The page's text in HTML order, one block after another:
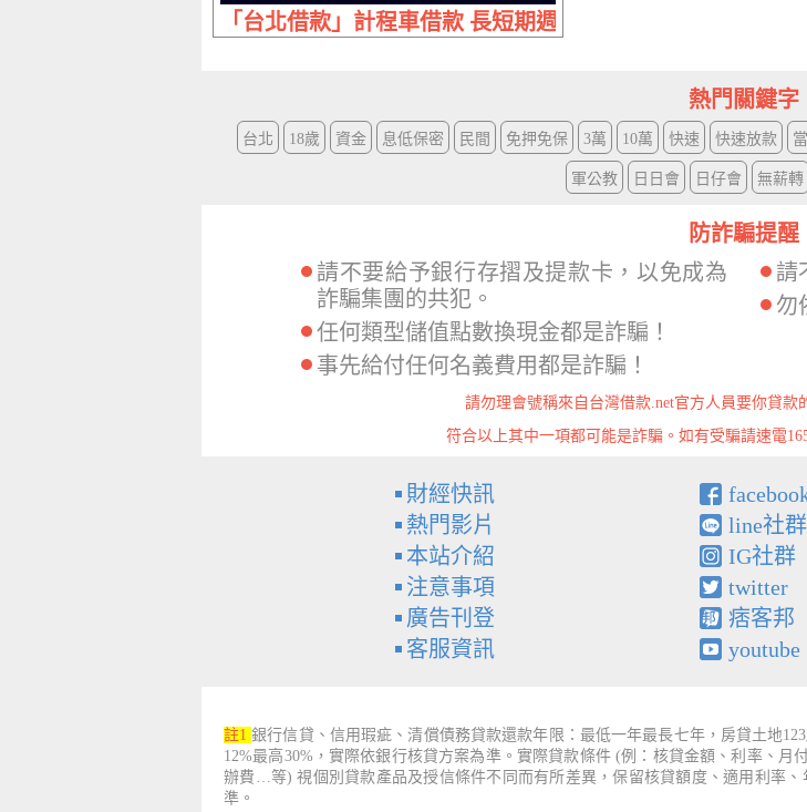
「台北借款」計程車借款 長短期週轉 | 現辦現領 不留車免押
熱門關鍵字
台北 18歲 資金 息低保密 民間 免押免保 3萬 10萬 快速 快速放款
軍公教 日日會 日仔會 無薪轉
防詐騙提醒
請不要給予銀行存摺及提款卡，以免成為
詐騙集團的共犯。
任何類型儲值點數換現金都是詐騙！
事先給付任何名義費用都是詐騙！
請
勿
請勿理會號稱來自台灣借款.net官方人員要你貸款
符合以上其中一項都可能是詐騙。如有受騙請速電
財經快訊
熱門影片
本站介紹
注意事項
廣告刊登
客服資訊
line社群
IG社群
twitter
痞客邦
youtube
註1 銀行信貸、信用瑕疵、清償債務貸款還款年限：最低一年最長七年，房貸土地
12%最高30%，實際依銀行核貸方案為準。實際貸款條件 (例：核貸金額、利率、
辦費…等) 視個別貸款產品及授信條件不同而有所差異，保留核貸額度、適用利率
準。